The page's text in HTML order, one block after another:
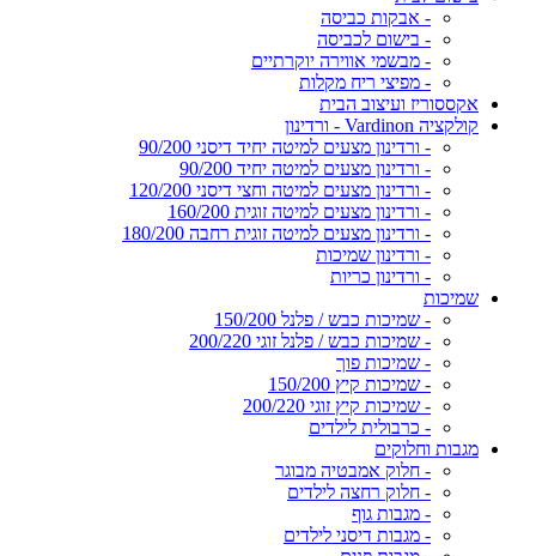
- אבקות כביסה
- בישום לכביסה
- מבשמי אווירה יוקרתיים
- מפיצי ריח מקלות
אקססוריז ועיצוב הבית
קולקציה Vardinon - ורדינון
- ורדינון מצעים למיטה יחיד דיסני 90/200
- ורדינון מצעים למיטה יחיד 90/200
- ורדינון מצעים למיטה וחצי דיסני 120/200
- ורדינון מצעים למיטה זוגית 160/200
- ורדינון מצעים למיטה זוגית רחבה 180/200
- ורדינון שמיכות
- ורדינון כריות
שמיכות
- שמיכות כבש / פלנל 150/200
- שמיכות כבש / פלנל זוגי 200/220
- שמיכות פוך
- שמיכות קיץ 150/200
- שמיכות קיץ זוגי 200/220
- כרבולית לילדים
מגבות וחלוקים
- חלוק אמבטיה מבוגר
- חלוק רחצה לילדים
- מגבות גוף
- מגבות דיסני לילדים